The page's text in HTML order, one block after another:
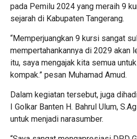
pada Pemilu 2024 yang meraih 9
sejarah di Kabupaten Tangerang.
“Memperjuangkan 9 kursi sangat
mempertahankannya di 2029 akan
itu, saya mengajak kita semua
kompak.” pesan Muhamad Amud.
Dalam kegiatan tersebut, juga
I Golkar Banten H. Bahrul Ulum,
untuk menjadi narasumber.